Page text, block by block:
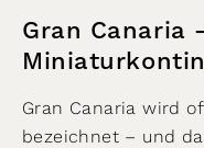
Gran Canaria
Gran Canaria wird
bezeichnet – und